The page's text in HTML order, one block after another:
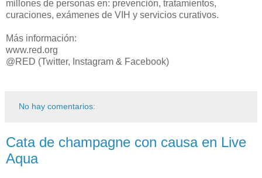
millones de personas en: prevención, tratamientos,
curaciones, exámenes de VIH y servicios curativos.
Más información:
www.red.org
@RED (Twitter, Instagram & Facebook)
No hay comentarios:
Cata de champagne con causa en Live
Aqua